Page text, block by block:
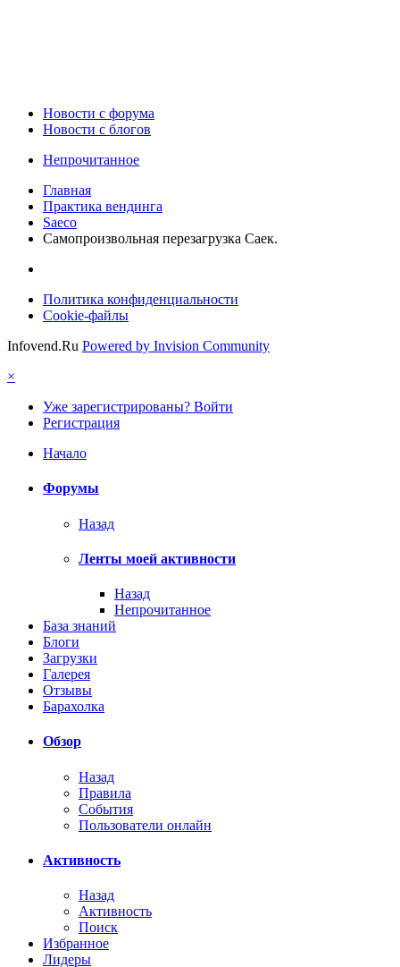
Новости c форума
Новости с блогов
Непрочитанное
Главная
Практика вендинга
Saeco
Самопроизвольная перезагрузка Саек.
Политика конфиденциальности
Cookie-файлы
Infovend.Ru Powered by Invision Community
×
Уже зарегистрированы? Войти
Регистрация
Начало
Форумы
Назад
Ленты моей активности
Назад
Непрочитанное
База знаний
Блоги
Загрузки
Галерея
Отзывы
Барахолка
Обзор
Назад
Правила
События
Пользователи онлайн
Активность
Назад
Активность
Поиск
Избранное
Лидеры